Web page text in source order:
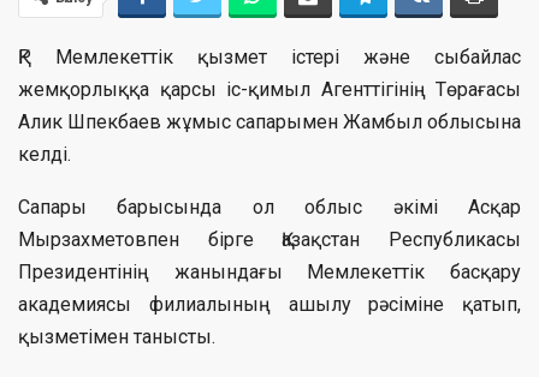
ҚР Мемлекеттік қызмет істері және сыбайлас
жемқорлыққа қарсы іс-қимыл Агенттігінің Төрағасы
Алик Шпекбаев жұмыс сапарымен Жамбыл облысына
келді.
Сапары барысында ол облыс әкімі Асқар
Мырзахметовпен бірге Қазақстан Республикасы
Президентінің жанындағы Мемлекеттік басқару
академиясы филиалының ашылу рәсіміне қатып,
қызметімен танысты.